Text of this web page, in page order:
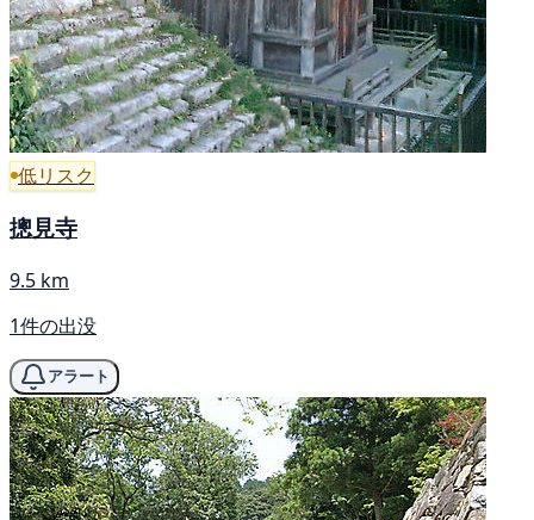
低リスク
摠見寺
9.5 km
1件の出没
アラート